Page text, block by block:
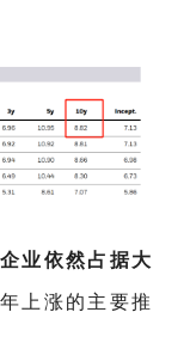
业依然占据大
上涨的主要推